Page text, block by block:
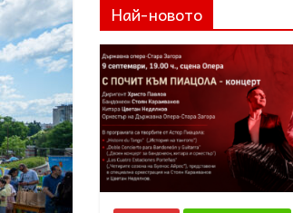
Най-новото